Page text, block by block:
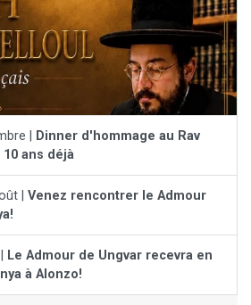
|
Dinner d'hommage au Rav
ans déjà
| Venez rencontrer le Admour
Le Admour de Ungvar recevra en
à Alonzo!